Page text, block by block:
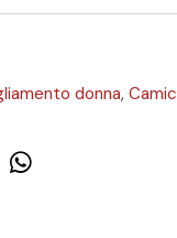
donna,